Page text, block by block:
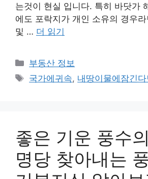
는것이 현실 입니다. 특히 바닷가
에도 포락지가 개인 소유의 경우
및 … 더 읽기
카
테
고
부동산 정보
태
국가에귀속, 내땅이물에잠긴다
좋은 기운 풍수
명당 찾아내는